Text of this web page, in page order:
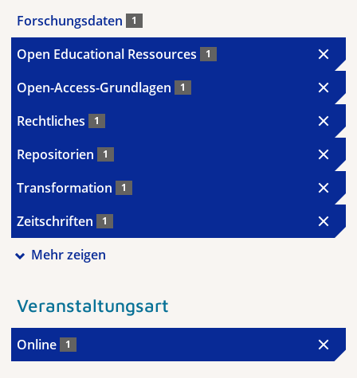
Forschungsdaten 1
Open Educational Ressources 1
Open-Access-Grundlagen 1
Rechtliches 1
Repositorien 1
Transformation 1
Zeitschriften 1
Mehr zeigen
Veranstaltungsart
Online 1